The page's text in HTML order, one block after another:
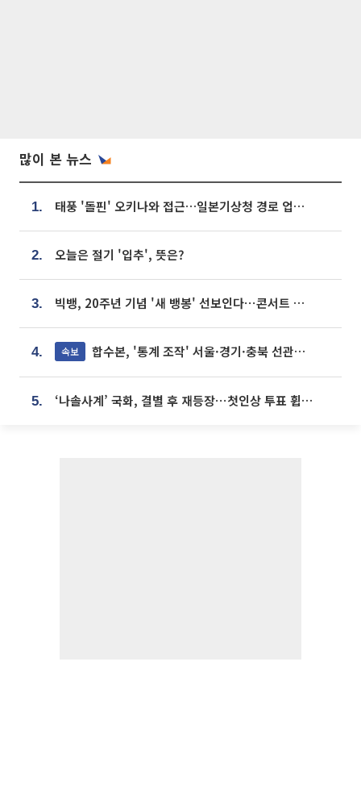
많이 본 뉴스
1. 태풍 '돌핀' 오키나와 접근…일본기상청 경로 업데이트
2. 오늘은 절기 '입추', 뜻은?
3. 빅뱅, 20주년 기념 '새 뱅봉' 선보인다⋯콘서트 앞두고 팝업 개최
4. 속보 합수본, '통계 조작' 서울·경기·충북 선관위 등 추가 압수수색
5. ‘나솔사계’ 국화, 결별 후 재등장⋯첫인상 투표 휩쓸고 ‘인기녀’ 등극